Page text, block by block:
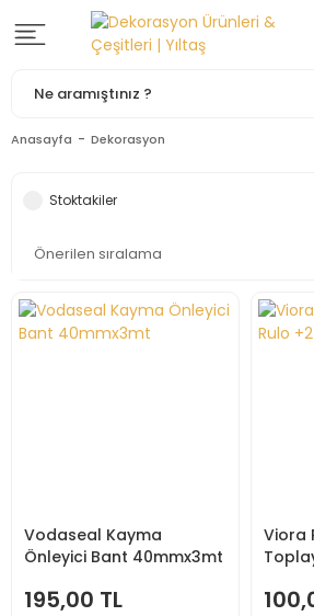
Anasayfa Dekorasyon
Stoktakiler
Vodaseal Kayma
Önleyici Bant 40mmx3mt
195,00 TL
Viora